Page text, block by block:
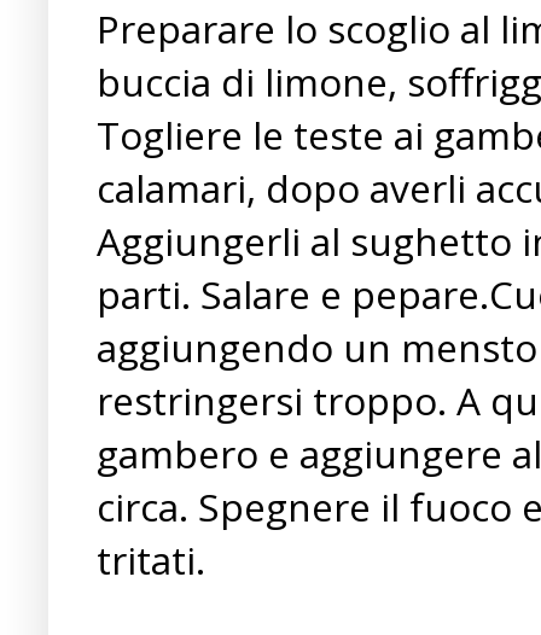
Preparare lo scoglio al
buccia di limone,
Togliere le teste ai
calamari, dopo averli
Aggiungerli al sughetto
parti. Salare e
aggiungendo un
restringersi troppo. A
gambero e aggiungere
circa. Spegnere il fuoco
tritati.